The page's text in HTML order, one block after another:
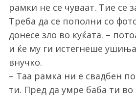
рамки не се чуваат. Тие се
Треба да се пополни со
донесе зло во куќата. –
и ќе му ги истегнеше
внучко.
– Таа рамка ни е свадбен
ти. Пред да умре баба ти